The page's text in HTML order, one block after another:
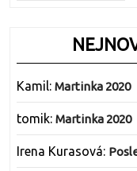
Kamil: Martinka 2020
tomik: Martinka 2020
Irena Kurasová: